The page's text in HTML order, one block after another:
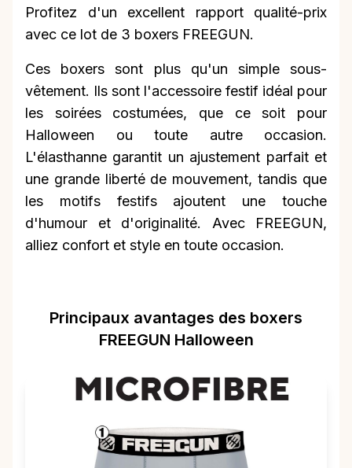
Profitez d'un excellent rapport qualité-prix
avec ce lot de 3 boxers FREEGUN.
Ces boxers sont plus qu'un simple sous-
vêtement. Ils sont l'accessoire festif idéal pour
les soirées costumées, que ce soit pour
Halloween ou toute autre occasion.
L'élasthanne garantit un ajustement parfait et
une grande liberté de mouvement, tandis que
les motifs festifs ajoutent une touche
d'humour et d'originalité. Avec FREEGUN,
alliez confort et style en toute occasion.
Principaux avantages des boxers
FREEGUN Halloween